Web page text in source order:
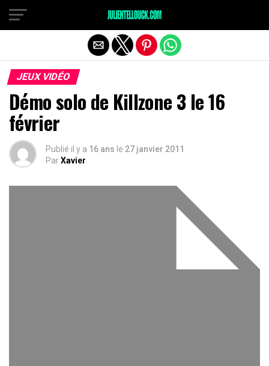
JEUX VIDÉO
Démo solo de Killzone 3 le 16
février
Publié il y a 16 ans le 27 janvier 2011
ParXavier